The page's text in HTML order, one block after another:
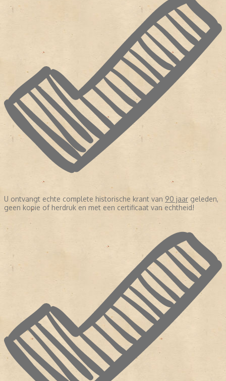
U ontvangt echte complete historische krant van 90 jaar geleden,
geen kopie of herdruk en met een certificaat van echtheid!